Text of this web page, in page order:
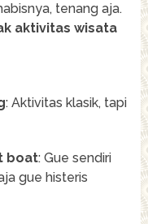
tenang aja.
aktivitas wisata
: Aktivitas klasik, tapi
boat: Gue sendiri
gue histeris